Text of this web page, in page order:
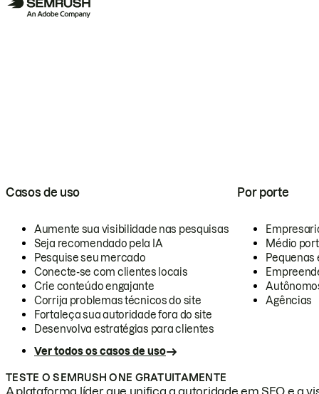
Casos de uso
Aumente sua visibilidade nas pesquisas
Seja recomendado pela IA
Pesquise seu mercado
Conecte-se com clientes locais
Crie conteúdo engajante
Corrija problemas técnicos do site
Fortaleça sua autoridade fora do site
Desenvolva estratégias para clientes
Ver todos os casos de uso
Por porte
Médio
Pequenas
Agências
TESTE O SEMRUSH ONE GRATUITAMENTE
A plataforma líder que unifica a autoridade em SEO e a